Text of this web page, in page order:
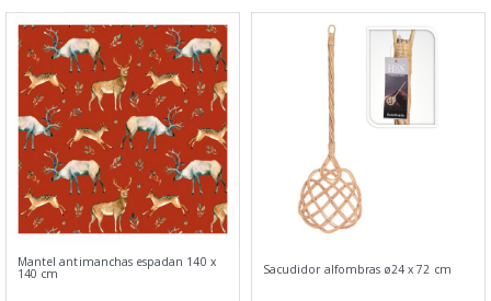
Mantel antimanchas espadan 140 x
140 cm Sacudidor alfombras ø24 x 72 cm